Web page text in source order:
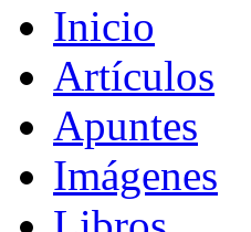
Inicio
Artículos
Apuntes
Imágenes